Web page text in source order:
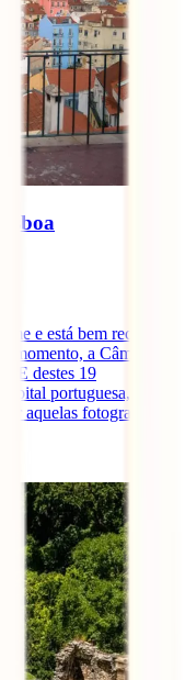
e está bem recheada
momento, a Câmara
E destes 19
portuguesa, para
aquelas fotografias